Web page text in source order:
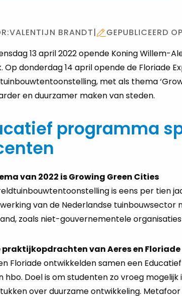
VALENTIJN BRANDT| GEPUBLICEERD
13 april 2022 opende Koning Willem-
Op donderdag 14 april opende de Floriade
met als thema
en duurzamer maken van steden.
programma
van 2022 is Growing Green Cities
is eens per tien
van de Nederlandse tuinbouwsector
zoals niet-gouvernementele
praktijkopdrachten van Aeres en Floriade
Floriade ontwikkelden samen een
hbo. Doel is om studenten zo vroeg
over duurzame ontwikkeling.